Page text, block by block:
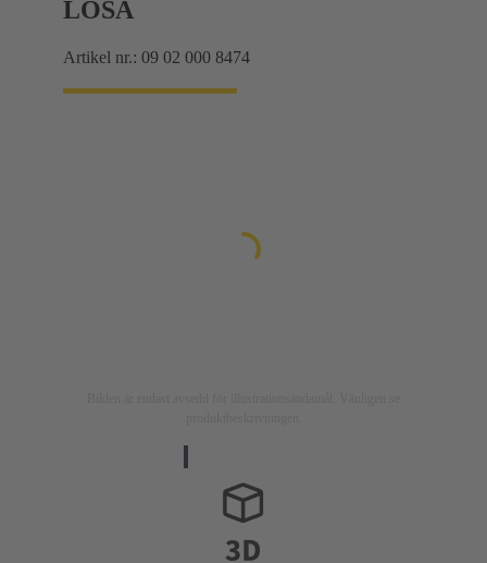
LÖSA
Artikel nr.: 09 02 000 8474